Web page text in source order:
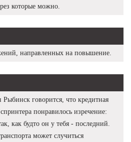
которые можно.
направленных на повышение.
говорится, что кредитная
понравилось изречение:
как будто он у тебя - последний.
может случиться